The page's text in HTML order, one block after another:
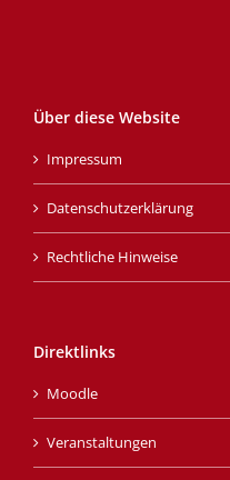
Über diese Website
Impressum
Datenschutzerklärung
Rechtliche Hinweise
Direktlinks
Moodle
Veranstaltungen